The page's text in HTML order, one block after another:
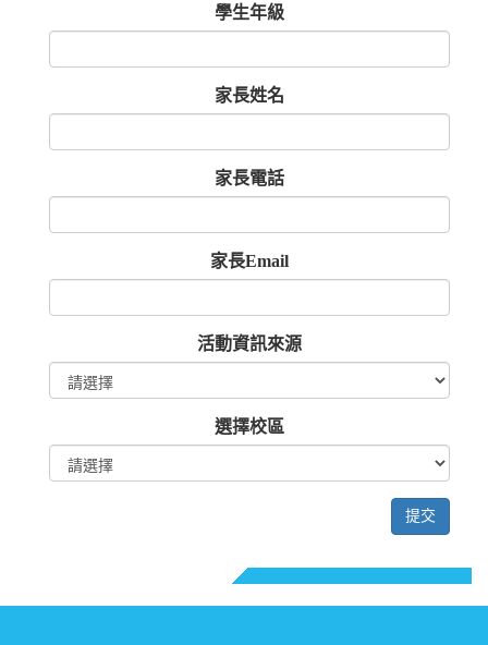
學生年級
家長姓名
家長電話
家長Email
活動資訊來源
選擇校區
提交